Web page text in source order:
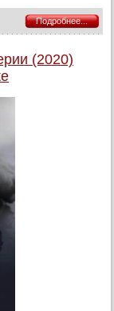
Подробнее...
(2020)